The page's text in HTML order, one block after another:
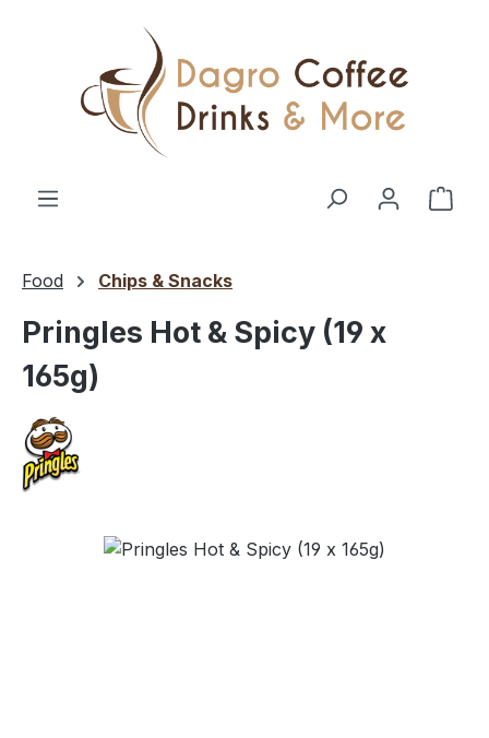
Ga naar de hoofdinhoud
Food Chips & Snacks
Pringles Hot & Spicy (19 x
165g)
Afbeeldingengalerij overslaan